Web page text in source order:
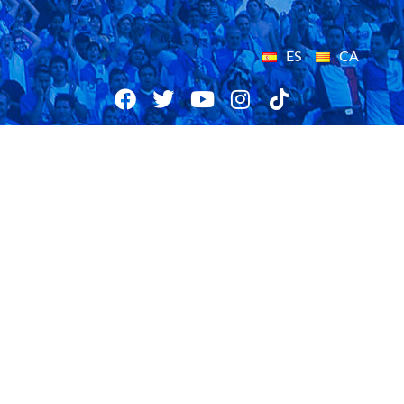
ES CA